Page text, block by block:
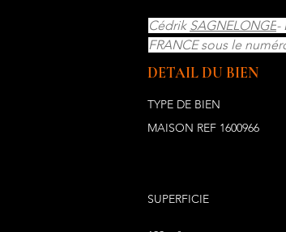
Cédrik SAGNELONGE-
FRANCE sous le
DETAIL DU BIEN
TYPE DE BIEN
MAISON REF 1600966
SUPERFICIE